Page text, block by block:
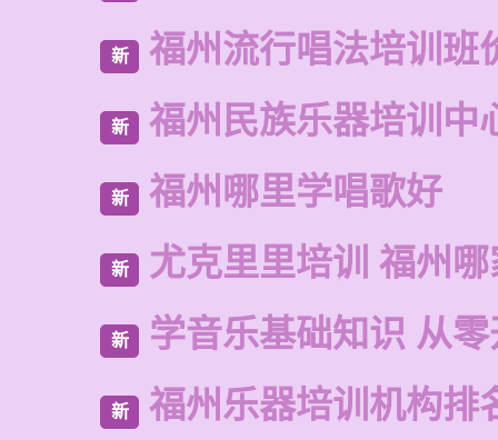
新 福州流行唱法培训班
新 福州民族乐器培训中
新 福州哪里学唱歌好
新 尤克里里培训 福州
新 学音乐基础知识 从
新 福州乐器培训机构排